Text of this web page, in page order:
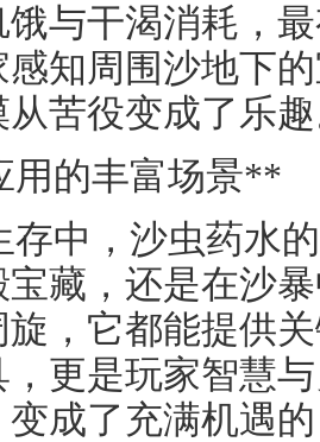
与干渴消耗，
知周围沙地下
苦役变成了乐
用的丰富场景**
存中，沙虫药水
藏，还是在沙
，它都能提供
更是玩家智慧
成了充满机遇